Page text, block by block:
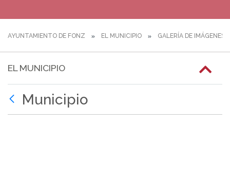
AYUNTAMIENTO DE FONZ EL MUNICIPIO GALERÍA DE IMÁGENES
EL MUNICIPIO
Municipio